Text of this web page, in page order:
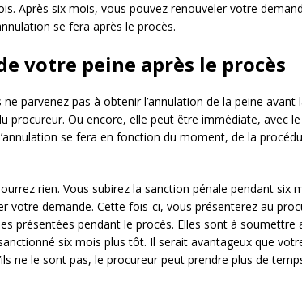
Après six mois, vous pouvez renouveler votre
se fera après le procès.
votre peine après le procès
parvenez pas à obtenir l’annulation de la peine avant
procureur. Ou encore, elle peut être immédiate, avec
se fera en fonction du moment, de la
rien. Vous subirez la sanction pénale pendant six
votre demande. Cette fois-ci, vous présenterez au
présentées pendant le procès. Elles sont à soumettre
six mois plus tôt. Il serait avantageux que
ne le sont pas, le procureur peut prendre plus de